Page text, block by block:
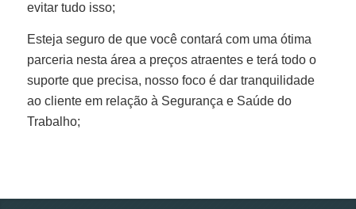
evitar tudo isso;
Esteja seguro de que você contará com uma ótima
parceria nesta área a preços atraentes e terá todo o
suporte que precisa, nosso foco é dar tranquilidade
ao cliente em relação à Segurança e Saúde do
Trabalho;